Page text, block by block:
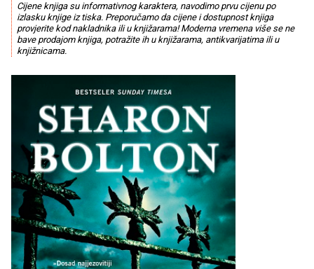
Cijene knjiga su informativnog karaktera, navodimo prvu cijenu po
izlasku knjige iz tiska. Preporučamo da cijene i dostupnost knjiga
provjerite kod nakladnika ili u knjižarama! Moderna vremena više se ne
bave prodajom knjiga, potražite ih u knjižarama, antikvarijatima ili u
knjižnicama.